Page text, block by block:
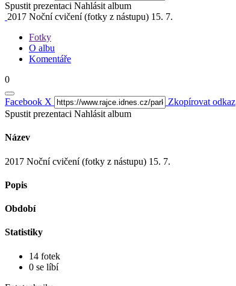
Spustit prezentaci Nahlásit album
2017 Noční cvičení (fotky z nástupu) 15. 7.
Fotky
O albu
Komentáře
0
Facebook X
Zkopírovat odkaz
Spustit prezentaci Nahlásit album
Název
2017 Noční cvičení (fotky z nástupu) 15. 7.
Popis
Období
Statistiky
14 fotek
0 se líbí